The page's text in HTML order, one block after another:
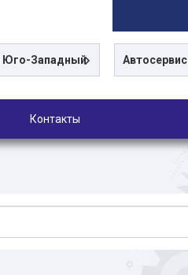
Юго-Западный Автосервис
Контакты